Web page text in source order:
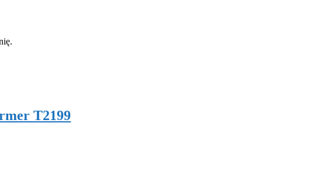
T2199